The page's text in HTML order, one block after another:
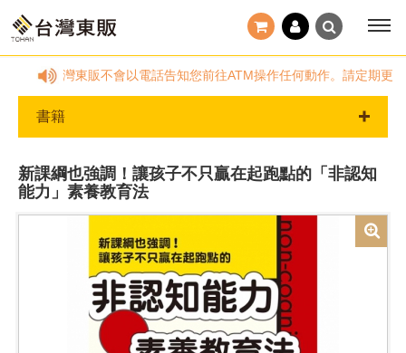
台灣東販不會以電話告知您前往ATM操作任何動作。請定期更改密
書籍
新課綱也強調！讓孩子不只贏在起跑點的「非認知
能力」素養教育法